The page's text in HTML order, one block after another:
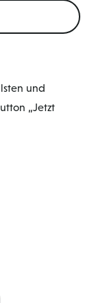
und
„Jetzt